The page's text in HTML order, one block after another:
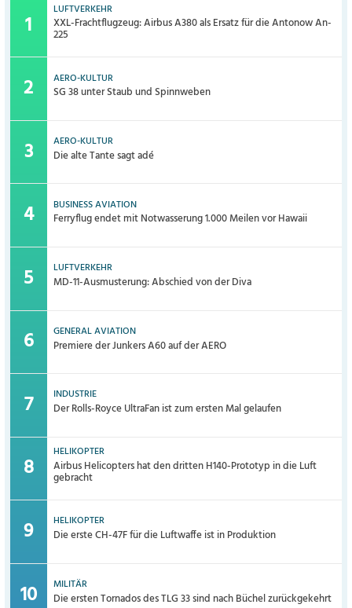
LUFTVERKEHR
XXL-Frachtflugzeug: Airbus A380 als Ersatz für die Antonow An-
225
AERO-KULTUR
SG 38 unter Staub und Spinnweben
AERO-KULTUR
Die alte Tante sagt adé
BUSINESS AVIATION
Ferryflug endet mit Notwasserung 1.000 Meilen vor Hawaii
LUFTVERKEHR
MD-11-Ausmusterung: Abschied von der Diva
GENERAL AVIATION
Premiere der Junkers A60 auf der AERO
INDUSTRIE
Der Rolls-Royce UltraFan ist zum ersten Mal gelaufen
HELIKOPTER
Airbus Helicopters hat den dritten H140-Prototyp in die Luft
gebracht
HELIKOPTER
Die erste CH-47F für die Luftwaffe ist in Produktion
MILITÄR
Die ersten Tornados des TLG 33 sind nach Büchel zurückgekehrt